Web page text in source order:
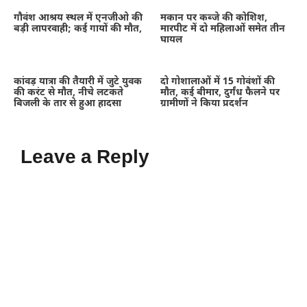
गौवंश आश्रय स्थल में एनजीओ की
बड़ी लापरवाही; कई गायों की मौत,
मकान पर कब्जे की कोशिश,
मारपीट में दो महिलाओं समेत तीन
घायल
कांवड़ यात्रा की तैयारी में जुटे युवक
की करंट से मौत, नीचे लटकते
बिजली के तार से हुआ हादसा
दो गोशालाओं में 15 गोवंशों की
मौत, कई बीमार, दुर्गंध फैलने पर
ग्रामीणों ने किया प्रदर्शन
Leave a Reply